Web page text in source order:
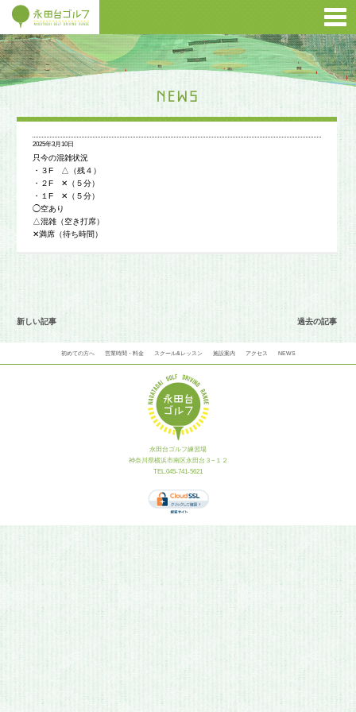
2025年3月10日
只今の混雑状況
・３F △（残４）
・２F ✕（５分）
・１F ✕（５分）
◯空あり
△混雑（空き打席）
✕満席（待ち時間）
新しい記事 過去の記事
初めての方へ 営業時間・料金 スクール&レッスン 施設案内 アクセス NEWS
永田台ゴルフ練習場
神奈川県横浜市南区永田台３−１２
TEL.045-741-5621